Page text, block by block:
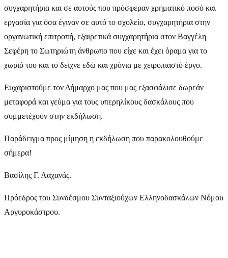
συγχαρητήρια και σε αυτούς που πρόσφεραν χρηματικό ποσό και
εργασία για όσα έγιναν σε αυτό το σχολείο, συγχαρητήρια στην
οργανωτική επιτροπή, εξαιρετικά συγχαρητήρια στον Βαγγέλη
Σεφέρη το Σωτηριώτη άνθρωπο που είχε και έχει όραμα για το
χωριό του και το δείχνε εδώ και χρόνια με χειροπιαστό έργο.
Ευχαριστούμε τον Δήμαρχο μας που μας εξασφάλισε δωρεάν
μεταφορά και γεύμα για τους υπερηλίκους δασκάλους που
συμμετέχουν στην εκδήλωση.
Παράδειγμα προς μίμηση η εκδήλωση που παρακολουθούμε
σήμερα!
Βασίλης Γ. Λαχανάς.
Πρόεδρος του Συνδέσμου Συνταξιούχων Ελληνοδασκάλων Νόμου
Αργυροκάστρου.